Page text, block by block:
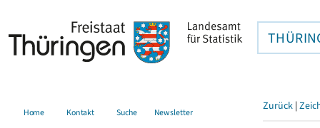
Home Kontakt Suche Newsletter Zurück |